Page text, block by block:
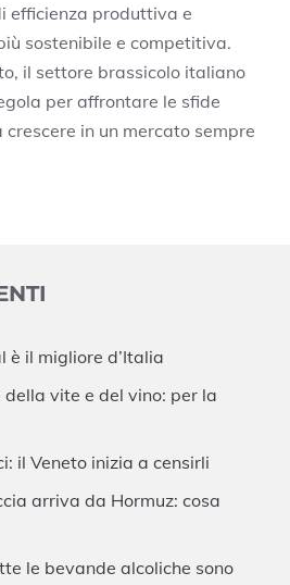
efficienza produttiva e
sostenibile e competitiva.
il settore brassicolo italiano
per affrontare le sfide
in un mercato sempre
è il migliore d’Italia
della vite e del vino: per la
il Veneto inizia a censirli
arriva da Hormuz: cosa
le bevande alcoliche sono